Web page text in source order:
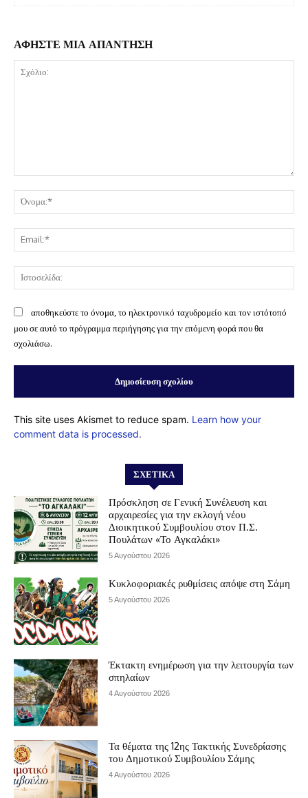
ΑΦΗΣΤΕ ΜΙΑ ΑΠΑΝΤΗΣΗ
αποθηκεύστε το όνομα, το ηλεκτρονικό ταχυδρομείο και τον ιστότοπό
μου σε αυτό το πρόγραμμα περιήγησης για την επόμενη φορά που θα
σχολιάσω.
This site uses Akismet to reduce spam. Learn how your
comment data is processed.
ΣΧΕΤΙΚΆ
Πρόσκληση σε Γενική Συνέλευση και
αρχαιρεσίες για την εκλογή νέου
Διοικητικού Συμβουλίου στον Π.Σ.
Πουλάτων «Το Αγκαλάκι»
5 Αυγούστου 2026
Κυκλοφοριακές ρυθμίσεις απόψε στη Σάμη
5 Αυγούστου 2026
Έκτακτη ενημέρωση για την λειτουργία των
σπηλαίων
4 Αυγούστου 2026
Τα θέματα της 12ης Τακτικής Συνεδρίασης
του Δημοτικού Συμβουλίου Σάμης
4 Αυγούστου 2026